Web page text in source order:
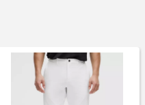
ります）